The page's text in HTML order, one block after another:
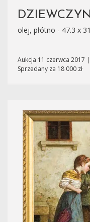
olej, płótno - 47.3 x
Aukcja 11 czerwca 2017
Sprzedany za 18 000 zł